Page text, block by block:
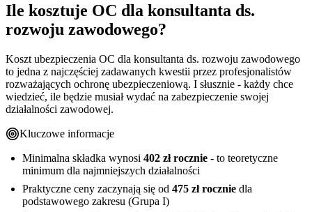
Ile kosztuje OC dla konsultanta ds.
rozwoju zawodowego?
Koszt ubezpieczenia OC dla konsultanta ds. rozwoju zawodowego
to jedna z najczęściej zadawanych kwestii przez profesjonalistów
rozważających ochronę ubezpieczeniową. I słusznie - każdy chce
wiedzieć, ile będzie musiał wydać na zabezpieczenie swojej
działalności zawodowej.
Kluczowe informacje
Minimalna składka wynosi 402 zł rocznie - to teoretyczne
minimum dla najmniejszych działalności
Praktyczne ceny zaczynają się od 475 zł rocznie dla
podstawowego zakresu (Grupa I)